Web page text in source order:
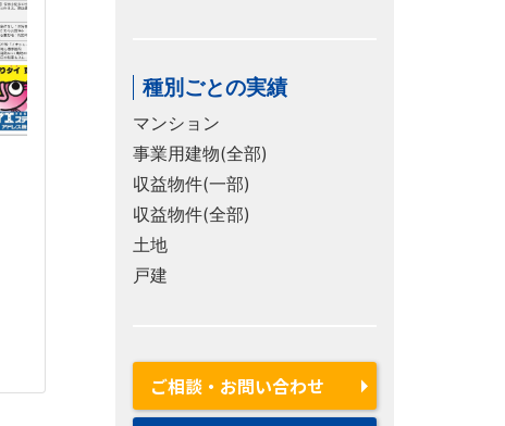
種別ごとの実績
マンション
事業用建物(全部)
収益物件(一部)
収益物件(全部)
土地
戸建
ご相談・お問い合わせ